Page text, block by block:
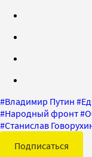
#Владимир Путин #
#Народный фронт#
#Станислав
Подписаться